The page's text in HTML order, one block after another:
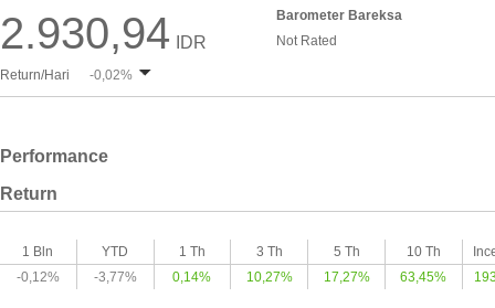
2.930,94 IDR
Barometer Bareksa
Not Rated
Return/Hari -0,02%
Performance
Return
1 Bln YTD 1 Th 3 Th 5 Th 10 Th
-0,12%
-3,77% 0,14% 10,27% 17,27% 63,45%